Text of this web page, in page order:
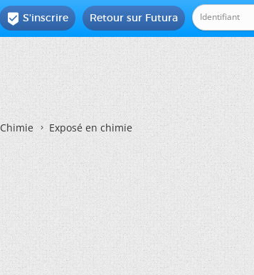
Retour sur Futura
 S'inscrire
Chimie Exposé en chimie